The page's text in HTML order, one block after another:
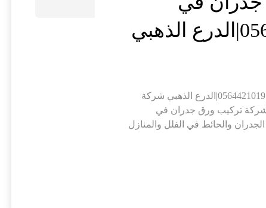
شركة تركيب ورق جدران في الفجيرة |0564421019|الدرع الذهبي شركة
تركيب ورق جدران في
والحائط في الفلل والمنازل